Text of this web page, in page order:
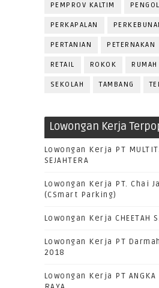
PEMPROV KALTIM
PERKAPALAN
PERTANIAN PETERNAKAN
RETAIL ROKOK
SEKOLAH TAMBANG
Lowongan Kerja
Lowongan Kerja PT
SEJAHTERA
Lowongan Kerja PT. Chai
(CSmart Parking)
Lowongan Kerja CHEETAH
Lowongan Kerja PT
2018
Lowongan Kerja PT ANGKA